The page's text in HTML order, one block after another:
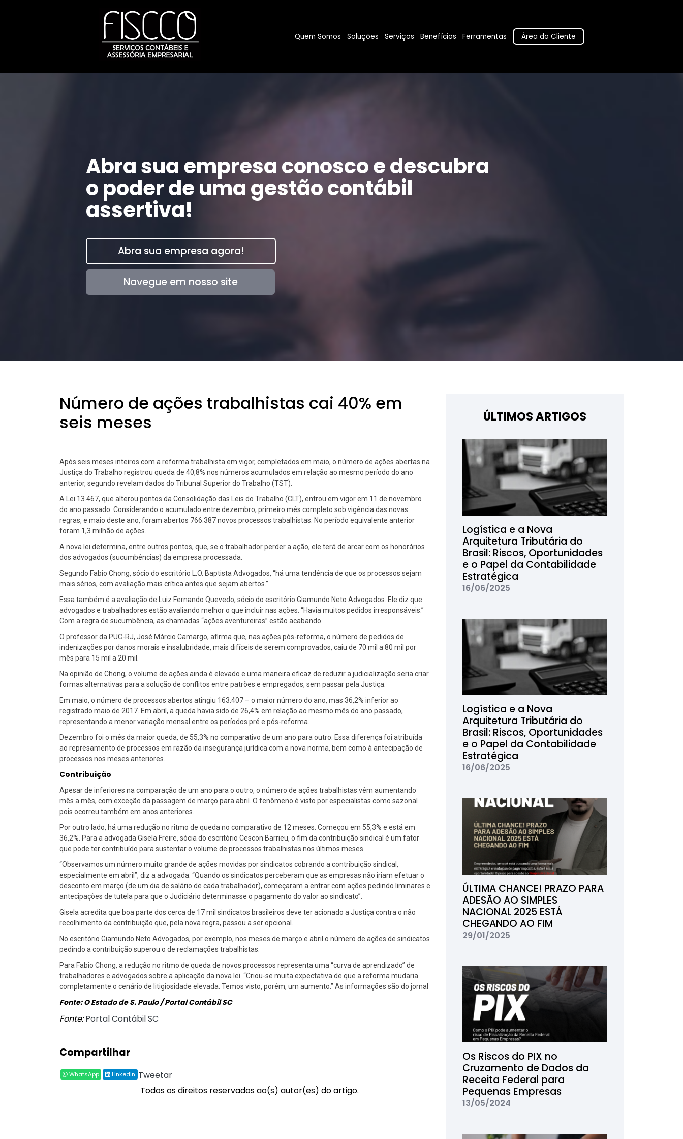
Quem Somos Soluções Serviços Benefícios Ferramentas Área do Cliente
Abra sua empresa conosco e descubra
o poder de uma gestão contábil
assertiva!
Abra sua empresa agora!
Navegue em nosso site
Número de ações trabalhistas cai 40% em
seis meses
Após seis meses inteiros com a reforma trabalhista em vigor, completados em maio, o número de ações abertas na
Justiça do Trabalho registrou queda de 40,8% nos números acumulados em relação ao mesmo período do ano
anterior, segundo revelam dados do Tribunal Superior do Trabalho (TST).
A Lei 13.467, que alterou pontos da Consolidação das Leis do Trabalho (CLT), entrou em vigor em 11 de novembro
do ano passado. Considerando o acumulado entre dezembro, primeiro mês completo sob vigência das novas
regras, e maio deste ano, foram abertos 766.387 novos processos trabalhistas. No período equivalente anterior
foram 1,3 milhão de ações.
A nova lei determina, entre outros pontos, que, se o trabalhador perder a ação, ele terá de arcar com os honorários
dos advogados (sucumbências) da empresa processada.
Segundo Fabio Chong, sócio do escritório L.O. Baptista Advogados, “há uma tendência de que os processos sejam
mais sérios, com avaliação mais crítica antes que sejam abertos.”
Essa também é a avaliação de Luiz Fernando Quevedo, sócio do escritório Giamundo Neto Advogados. Ele diz que
advogados e trabalhadores estão avaliando melhor o que incluir nas ações. “Havia muitos pedidos irresponsáveis.”
Com a regra de sucumbência, as chamadas “ações aventureiras” estão acabando.
O professor da PUC-RJ, José Márcio Camargo, afirma que, nas ações pós-reforma, o número de pedidos de
indenizações por danos morais e insalubridade, mais difíceis de serem comprovados, caiu de 70 mil a 80 mil por
mês para 15 mil a 20 mil.
Na opinião de Chong, o volume de ações ainda é elevado e uma maneira eficaz de reduzir a judicialização seria criar
formas alternativas para a solução de conflitos entre patrões e empregados, sem passar pela Justiça.
Em maio, o número de processos abertos atingiu 163.407 – o maior número do ano, mas 36,2% inferior ao
registrado maio de 2017. Em abril, a queda havia sido de 26,4% em relação ao mesmo mês do ano passado,
representando a menor variação mensal entre os períodos pré e pós-reforma.
Dezembro foi o mês da maior queda, de 55,3% no comparativo de um ano para outro. Essa diferença foi atribuída
ao represamento de processos em razão da insegurança jurídica com a nova norma, bem como à antecipação de
processos nos meses anteriores.
Contribuição
Apesar de inferiores na comparação de um ano para o outro, o número de ações trabalhistas vêm aumentando
mês a mês, com exceção da passagem de março para abril. O fenômeno é visto por especialistas como sazonal
pois ocorreu também em anos anteriores.
Por outro lado, há uma redução no ritmo de queda no comparativo de 12 meses. Começou em 55,3% e está em
36,2%. Para a advogada Gisela Freire, sócia do escritório Cescon Barrieu, o fim da contribuição sindical é um fator
que pode ter contribuído para sustentar o volume de processos trabalhistas nos últimos meses.
“Observamos um número muito grande de ações movidas por sindicatos cobrando a contribuição sindical,
especialmente em abril”, diz a advogada. “Quando os sindicatos perceberam que as empresas não iriam efetuar o
desconto em março (de um dia de salário de cada trabalhador), começaram a entrar com ações pedindo liminares e
antecipações de tutela para que o Judiciário determinasse o pagamento do valor ao sindicato”.
Gisela acredita que boa parte dos cerca de 17 mil sindicatos brasileiros deve ter acionado a Justiça contra o não
recolhimento da contribuição que, pela nova regra, passou a ser opcional.
No escritório Giamundo Neto Advogados, por exemplo, nos meses de março e abril o número de ações de sindicatos
pedindo a contribuição superou o de reclamações trabalhistas.
Para Fabio Chong, a redução no ritmo de queda de novos processos representa uma “curva de aprendizado” de
trabalhadores e advogados sobre a aplicação da nova lei. “Criou-se muita expectativa de que a reforma mudaria
completamente o cenário de litigiosidade elevada. Temos visto, porém, um aumento.” As informações são do jornal
Fonte: O Estado de S. Paulo / Portal Contábil SC
Fonte: Portal Contábil SC
Compartilhar
WhatsApp Linkedin Tweetar
Todos os direitos reservados ao(s) autor(es) do artigo.
ÚLTIMOS ARTIGOS
Logística e a Nova
Arquitetura Tributária do
Brasil: Riscos, Oportunidades
e o Papel da Contabilidade
Estratégica
16/06/2025
Logística e a Nova
Arquitetura Tributária do
Brasil: Riscos, Oportunidades
e o Papel da Contabilidade
Estratégica
16/06/2025
ÚLTIMA CHANCE! PRAZO PARA
ADESÃO AO SIMPLES
NACIONAL 2025 ESTÁ
CHEGANDO AO FIM
29/01/2025
Os Riscos do PIX no
Cruzamento de Dados da
Receita Federal para
Pequenas Empresas
13/05/2024